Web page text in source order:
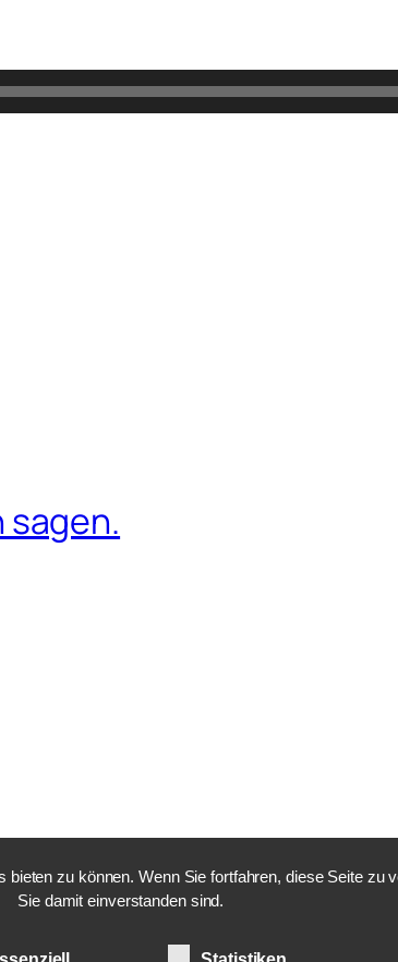
zu können. Wenn Sie fortfahren, diese Seite zu
Sie damit einverstanden sind.